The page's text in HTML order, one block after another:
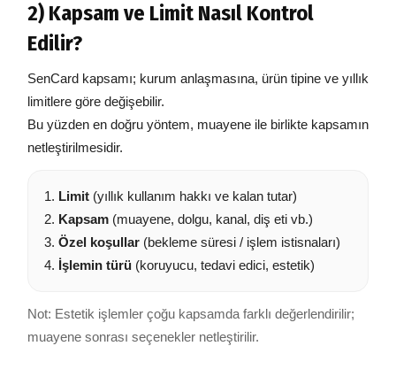
2) Kapsam ve Limit Nasıl Kontrol
Edilir?
SenCard kapsamı; kurum anlaşmasına, ürün tipine ve yıllık
limitlere göre değişebilir.
Bu yüzden en doğru yöntem, muayene ile birlikte kapsamın
netleştirilmesidir.
Limit (yıllık kullanım hakkı ve kalan tutar)
Kapsam (muayene, dolgu, kanal, diş eti vb.)
Özel koşullar (bekleme süresi / işlem istisnaları)
İşlemin türü (koruyucu, tedavi edici, estetik)
Not: Estetik işlemler çoğu kapsamda farklı değerlendirilir;
muayene sonrası seçenekler netleştirilir.